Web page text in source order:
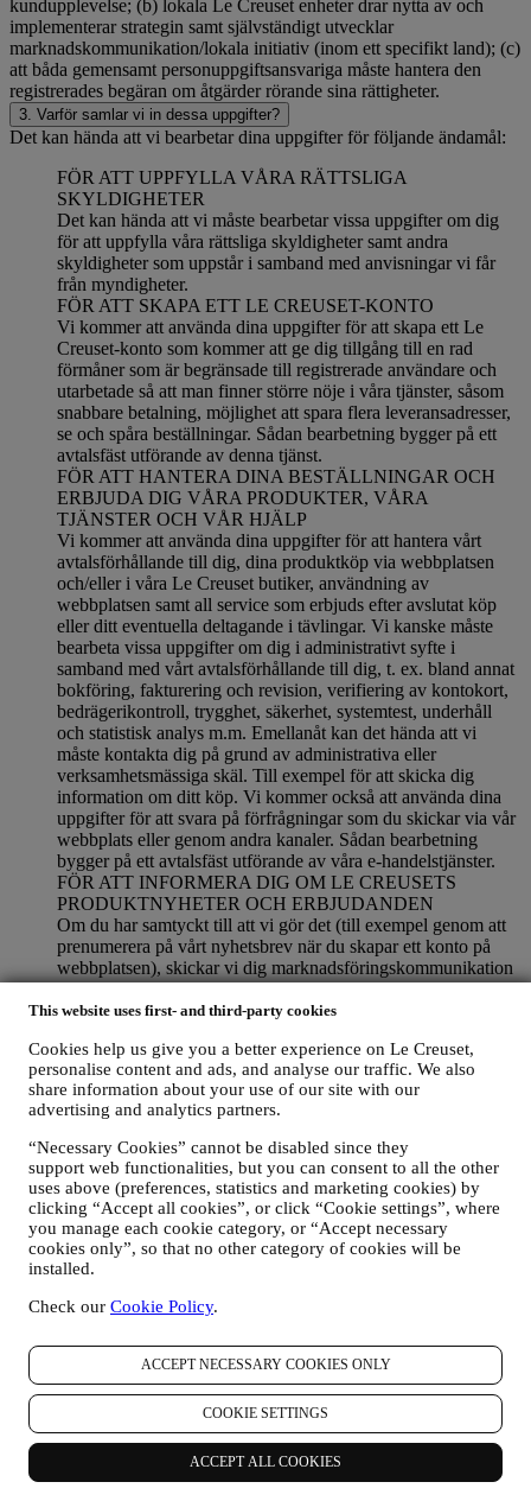
This website uses first- and third-party cookies
Cookies help us give you a better experience on Le Creuset,
personalise content and ads, and analyse our traffic. We also
share information about your use of our site with our
advertising and analytics partners.
“Necessary Cookies” cannot be disabled since they
support web functionalities, but you can consent to all the other
uses above (preferences, statistics and marketing cookies) by
clicking “Accept all cookies”, or click “Cookie settings”, where
you manage each cookie category, or “Accept necessary
cookies only”, so that no other category of cookies will be
installed.
Check our Cookie Policy.
ACCEPT NECESSARY COOKIES ONLY
COOKIE SETTINGS
ACCEPT ALL COOKIES
kundupplevelse; (b) lokala Le Creuset enheter drar nytta av och
implementerar strategin samt självständigt utvecklar
marknadskommunikation/lokala initiativ (inom ett specifikt land); (c)
att båda gemensamt personuppgiftsansvariga måste hantera den
registrerades begäran om åtgärder rörande sina rättigheter.
3. Varför samlar vi in dessa uppgifter?
Det kan hända att vi bearbetar dina uppgifter för följande ändamål:
FÖR ATT UPPFYLLA VÅRA RÄTTSLIGA
SKYLDIGHETER
Det kan hända att vi måste bearbetar vissa uppgifter om dig
för att uppfylla våra rättsliga skyldigheter samt andra
skyldigheter som uppstår i samband med anvisningar vi får
från myndigheter.
FÖR ATT SKAPA ETT LE CREUSET-KONTO
Vi kommer att använda dina uppgifter för att skapa ett Le
Creuset-konto som kommer att ge dig tillgång till en rad
förmåner som är begränsade till registrerade användare och
utarbetade så att man finner större nöje i våra tjänster, såsom
snabbare betalning, möjlighet att spara flera leveransadresser,
se och spåra beställningar. Sådan bearbetning bygger på ett
avtalsfäst utförande av denna tjänst.
FÖR ATT HANTERA DINA BESTÄLLNINGAR OCH
ERBJUDA DIG VÅRA PRODUKTER, VÅRA
TJÄNSTER OCH VÅR HJÄLP
Vi kommer att använda dina uppgifter för att hantera vårt
avtalsförhållande till dig, dina produktköp via webbplatsen
och/eller i våra Le Creuset butiker, användning av
webbplatsen samt all service som erbjuds efter avslutat köp
eller ditt eventuella deltagande i tävlingar. Vi kanske måste
bearbeta vissa uppgifter om dig i administrativt syfte i
samband med vårt avtalsförhållande till dig, t. ex. bland annat
bokföring, fakturering och revision, verifiering av kontokort,
bedrägerikontroll, trygghet, säkerhet, systemtest, underhåll
och statistisk analys m.m. Emellanåt kan det hända att vi
måste kontakta dig på grund av administrativa eller
verksamhetsmässiga skäl. Till exempel för att skicka dig
information om ditt köp. Vi kommer också att använda dina
uppgifter för att svara på förfrågningar som du skickar via vår
webbplats eller genom andra kanaler. Sådan bearbetning
bygger på ett avtalsfäst utförande av våra e-handelstjänster.
FÖR ATT INFORMERA DIG OM LE CREUSETS
PRODUKTNYHETER OCH ERBJUDANDEN
Om du har samtyckt till att vi gör det (till exempel genom att
prenumerera på vårt nyhetsbrev när du skapar ett konto på
webbplatsen), skickar vi dig marknadsföringskommunikation
och nyheter om initiativ relaterade till Le Creuset som
marknadsförs av dess dotterbolag och lokala anslutna företag
kontakta dig via e-post, SMS eller sociala medier men även
med hjälp av automatiserade medel. Sådan kommunikation
kommer att beröra Le Creuset-produkter, nya
butiksöppningar, exklusiva evenemang, tävlingar,
undersökningar, demonstrationer organiserade av Le Creuset
eller specialerbjudanden som vi tror du gillar. Denna
kommunikation kan väljas ut eller anpassas efter dig baserat
på de uppgifter vi har om dig som exempelvis din plats eller
köphistorik eller vilka av våra produkter du föredrar. Vi
kommer att använda dina uppgifter för att få en bättre
förståelse för dina intressen. Detta gör vår kommunikation
kommer inte att ha några andra effekter. Vi samlar också in
standardtekniker för att kunna övervaka våra nyhetsbrev.
Denna behandling baseras på ditt samtycke till att få personlig
marknadsföringskommunikation från oss. Valet kan göras på
de punkter där personlig information samlas in genom att välja
lämplig kryssruta. Avanmälan: Du kan närsomhelst avstå från
att ta emot våra uppdateringar, kostnadsfritt, genom att klicka
på unsubscribe-knappen i något av våra nyhetsbrev. Det går